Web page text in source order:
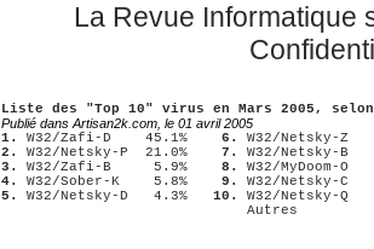
La Revue Informatique
Liste des "Top 10" virus en Mars 2005,
Publié dans Artisan2k.com, le 01 avril 2005
1.
W32/Zafi-D    45.1%
6.
2.
W32/Netsky-P  21.0%
7.
3.
W32/Zafi-B     5.9%
8.
4.
W32/Sober-K    5.8%
9.
5.
W32/Netsky-D   4.3% 10.
W32/Netsky-Q
Autres